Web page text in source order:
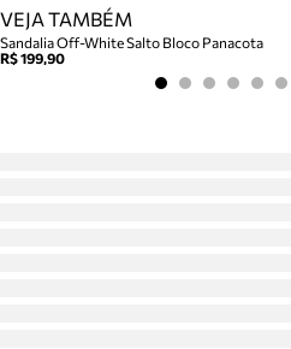
VEJA TAMBÉM
Sandalia Off-White Salto Bloco Panacota
R$ 199,90